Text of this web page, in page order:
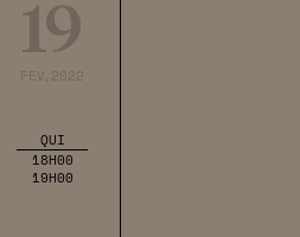
19
FEV,2022
QUI
18H00
19H00